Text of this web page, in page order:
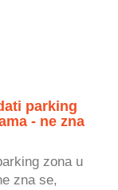
parking
- ne zna
zona u
zna se,